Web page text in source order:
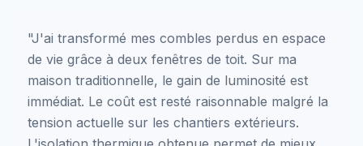
"J'ai transformé mes combles perdus en espace
de vie grâce à deux fenêtres de toit. Sur ma
maison traditionnelle, le gain de luminosité est
immédiat. Le coût est resté raisonnable malgré la
tension actuelle sur les chantiers extérieurs.